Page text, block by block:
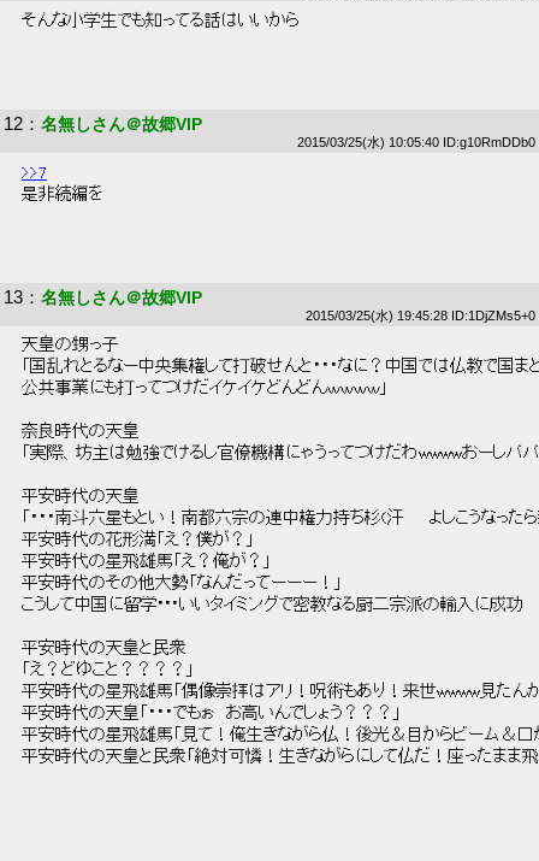
そんな小学生でも知ってる話はいいから
12 ： 名無しさん＠故郷VIP
2015/03/25(水) 10:05:40 ID:g10RmDDb0
>>7
是非続編を
13 ： 名無しさん＠故郷VIP
2015/03/25(水) 19:45:28 ID:1DjZMs5+0
天皇の甥っ子
「国乱れとるなー中央集権して打破せんと・・・なに？中国では仏教で国
公共事業にも打ってつけだイケイケどんどんｗｗｗｗ」
奈良時代の天皇
「実際、坊主は勉強でけるし官僚機構にゃうってつけだわwwwwおーしパ
平安時代の天皇
「・・・南斗六星もとい！南都六宗の連中権力持ち杉(汗　　よしこうなった
平安時代の花形満「え？僕が？」
平安時代の星飛雄馬「え？俺が？」
平安時代のその他大勢「なんだってーーー！」
こうして中国に留学･･･いいタイミングで密教なる厨二宗派の輸入に成功
平安時代の天皇と民衆
「え？どゆこと？？？？」
平安時代の星飛雄馬「偶像崇拝はアリ！呪術もあり！来世wwww見たん
平安時代の天皇「・・・でもぉ　お高いんでしょう？？？」
平安時代の星飛雄馬「見て！俺生きながら仏！後光＆目からビーム＆口
平安時代の天皇と民衆「絶対可憐！生きながらにして仏だ！座ったまま